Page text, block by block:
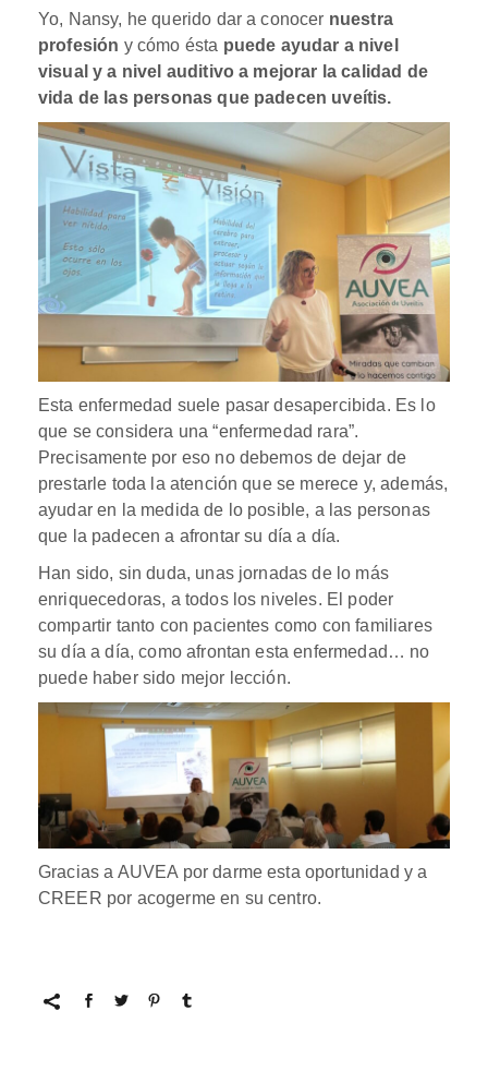
Yo, Nansy, he querido dar a conocer nuestra
profesión y cómo ésta puede ayudar a nivel
visual y a nivel auditivo a mejorar la calidad de
vida de las personas que padecen uveítis.
Esta enfermedad suele pasar desapercibida. Es lo
que se considera una “enfermedad rara”.
Precisamente por eso no debemos de dejar de
prestarle toda la atención que se merece y, además,
ayudar en la medida de lo posible, a las personas
que la padecen a afrontar su día a día.
Han sido, sin duda, unas jornadas de lo más
enriquecedoras, a todos los niveles. El poder
compartir tanto con pacientes como con familiares
su día a día, como afrontan esta enfermedad… no
puede haber sido mejor lección.
Gracias a AUVEA por darme esta oportunidad y a
CREER por acogerme en su centro.